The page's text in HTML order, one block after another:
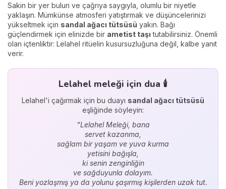
Sakin bir yer bulun ve çağrıya saygıyla, olumlu bir niyetle
yaklaşın. Mümkünse atmosferi yatıştırmak ve düşüncelerinizi
yükseltmek için sandal ağacı tütsüsü yakın. Bağı
güçlendirmek için elinizde bir ametist taşı tutabilirsiniz. Önemli
olan içtenliktir: Lelahel ritüelin kusursuzluğuna değil, kalbe yanıt
verir.
Lelahel meleği için dua 🕯️
Lelahel'i çağırmak için bu duayı sandal ağacı tütsüsü
eşliğinde söyleyin:
“Lelahel Meleği, bana
servet kazanma,
sağlam bir yaşam ve yuva kurma
yetisini bağışla,
ki senin zenginliğin
ve sağduyunla dolayım.
Beni yozlaşmış ya da yolunu şaşırmış kişilerden uzak tut.